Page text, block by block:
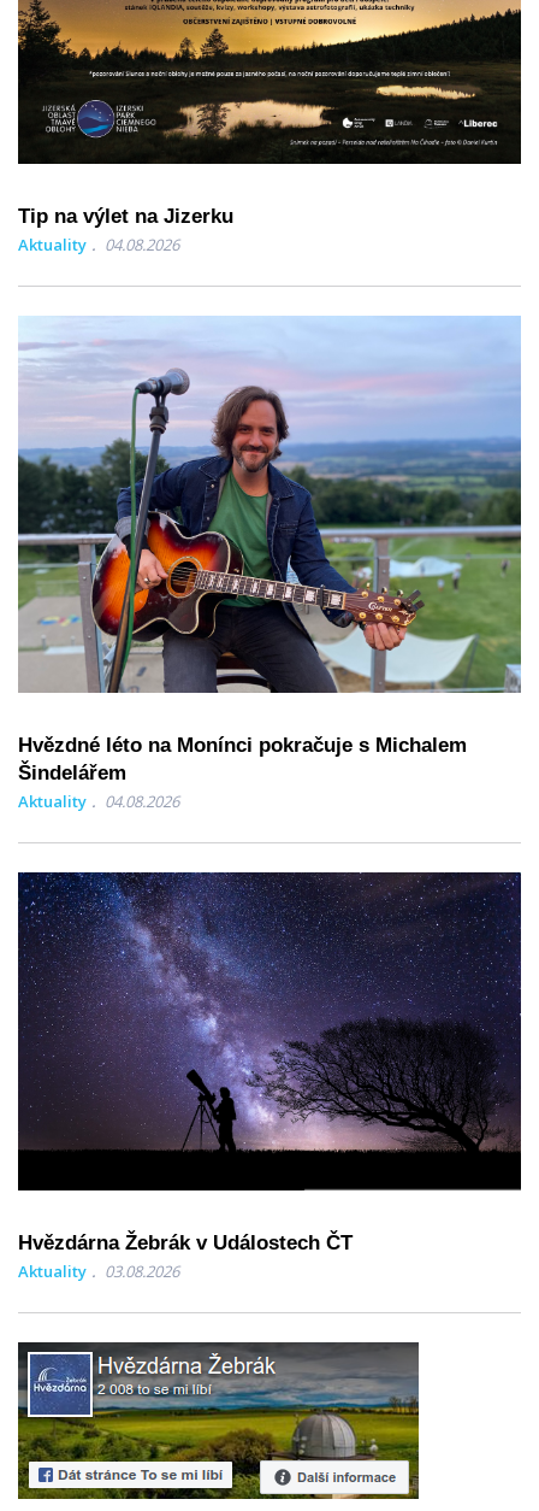
Tip na výlet na Jizerku
Aktuality 04.08.2026
Hvězdné léto na Monínci pokračuje s Michalem
Šindelářem
Aktuality 04.08.2026
Hvězdárna Žebrák v Událostech ČT
Aktuality 03.08.2026